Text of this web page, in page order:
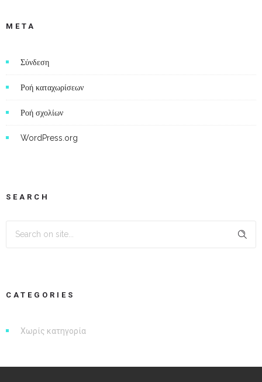
META
Σύνδεση
Ροή καταχωρίσεων
Ροή σχολίων
WordPress.org
SEARCH
CATEGORIES
Χωρίς κατηγορία